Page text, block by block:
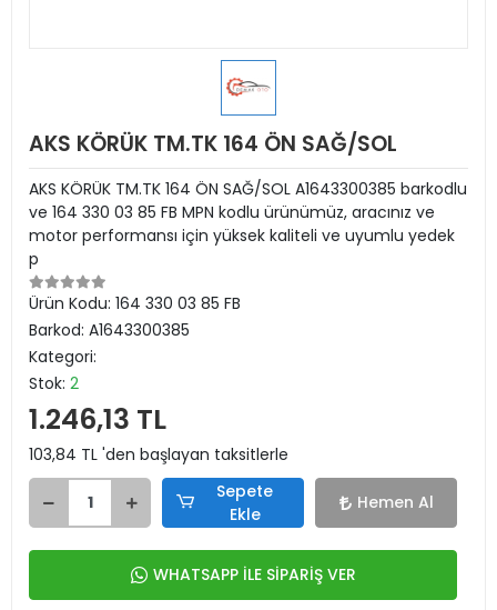
AKS KÖRÜK TM.TK 164 ÖN SAĞ/SOL
AKS KÖRÜK TM.TK 164 ÖN SAĞ/SOL A1643300385 barkodlu
ve 164 330 03 85 FB MPN kodlu ürünümüz, aracınız ve
motor performansı için yüksek kaliteli ve uyumlu yedek
p
Ürün Kodu: 164 330 03 85 FB
Barkod: A1643300385
Kategori:
Stok: 2
1.246,13 TL
103,84 TL 'den başlayan taksitlerle
Sepete
Ekle
Hemen Al
WHATSAPP İLE SİPARİŞ VER